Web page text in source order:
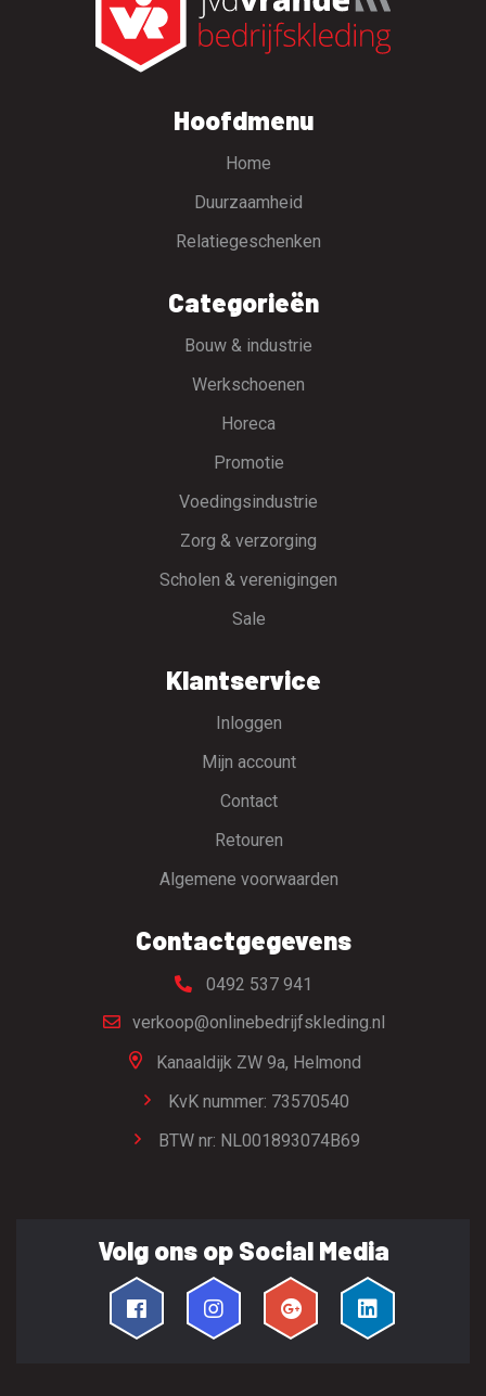
Hoofdmenu
Home
Duurzaamheid
Relatiegeschenken
Categorieën
Bouw & industrie
Werkschoenen
Horeca
Promotie
Voedingsindustrie
Zorg & verzorging
Scholen & verenigingen
Sale
Klantservice
Inloggen
Mijn account
Contact
Retouren
Algemene voorwaarden
Contactgegevens
0492 537 941
verkoop@onlinebedrijfskleding.nl
Kanaaldijk ZW 9a, Helmond
KvK nummer: 73570540
BTW nr: NL001893074B69
Volg ons op Social Media